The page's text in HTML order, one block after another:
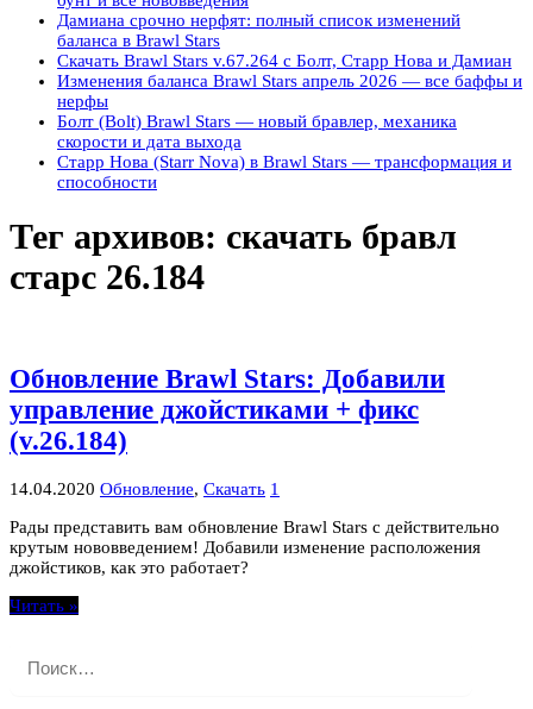
Дамиана срочно нерфят: полный список изменений
баланса в Brawl Stars
Скачать Brawl Stars v.67.264 с Болт, Старр Нова и Дамиан
Изменения баланса Brawl Stars апрель 2026 — все баффы и
нерфы
Болт (Bolt) Brawl Stars — новый бравлер, механика
скорости и дата выхода
Старр Нова (Starr Nova) в Brawl Stars — трансформация и
способности
Тег архивов: скачать бравл
старс 26.184
Обновление Brawl Stars: Добавили
управление джойстиками + фикс
(v.26.184)
14.04.2020 Обновление, Скачать 1
Рады представить вам обновление Brawl Stars с действительно
крутым нововведением! Добавили изменение расположения
джойстиков, как это работает?
Читать »